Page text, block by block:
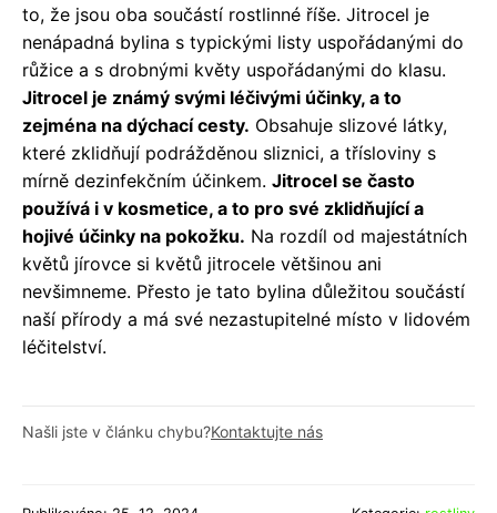
to, že jsou oba součástí rostlinné říše. Jitrocel je
nenápadná bylina s typickými listy uspořádanými do
růžice a s drobnými květy uspořádanými do klasu.
Jitrocel je známý svými léčivými účinky, a to
zejména na dýchací cesty. Obsahuje slizové látky,
které zklidňují podrážděnou sliznici, a třísloviny s
mírně dezinfekčním účinkem. Jitrocel se často
používá i v kosmetice, a to pro své zklidňující a
hojivé účinky na pokožku. Na rozdíl od majestátních
květů jírovce si květů jitrocele většinou ani
nevšimneme. Přesto je tato bylina důležitou součástí
naší přírody a má své nezastupitelné místo v lidovém
léčitelství.
Našli jste v článku chybu?Kontaktujte nás